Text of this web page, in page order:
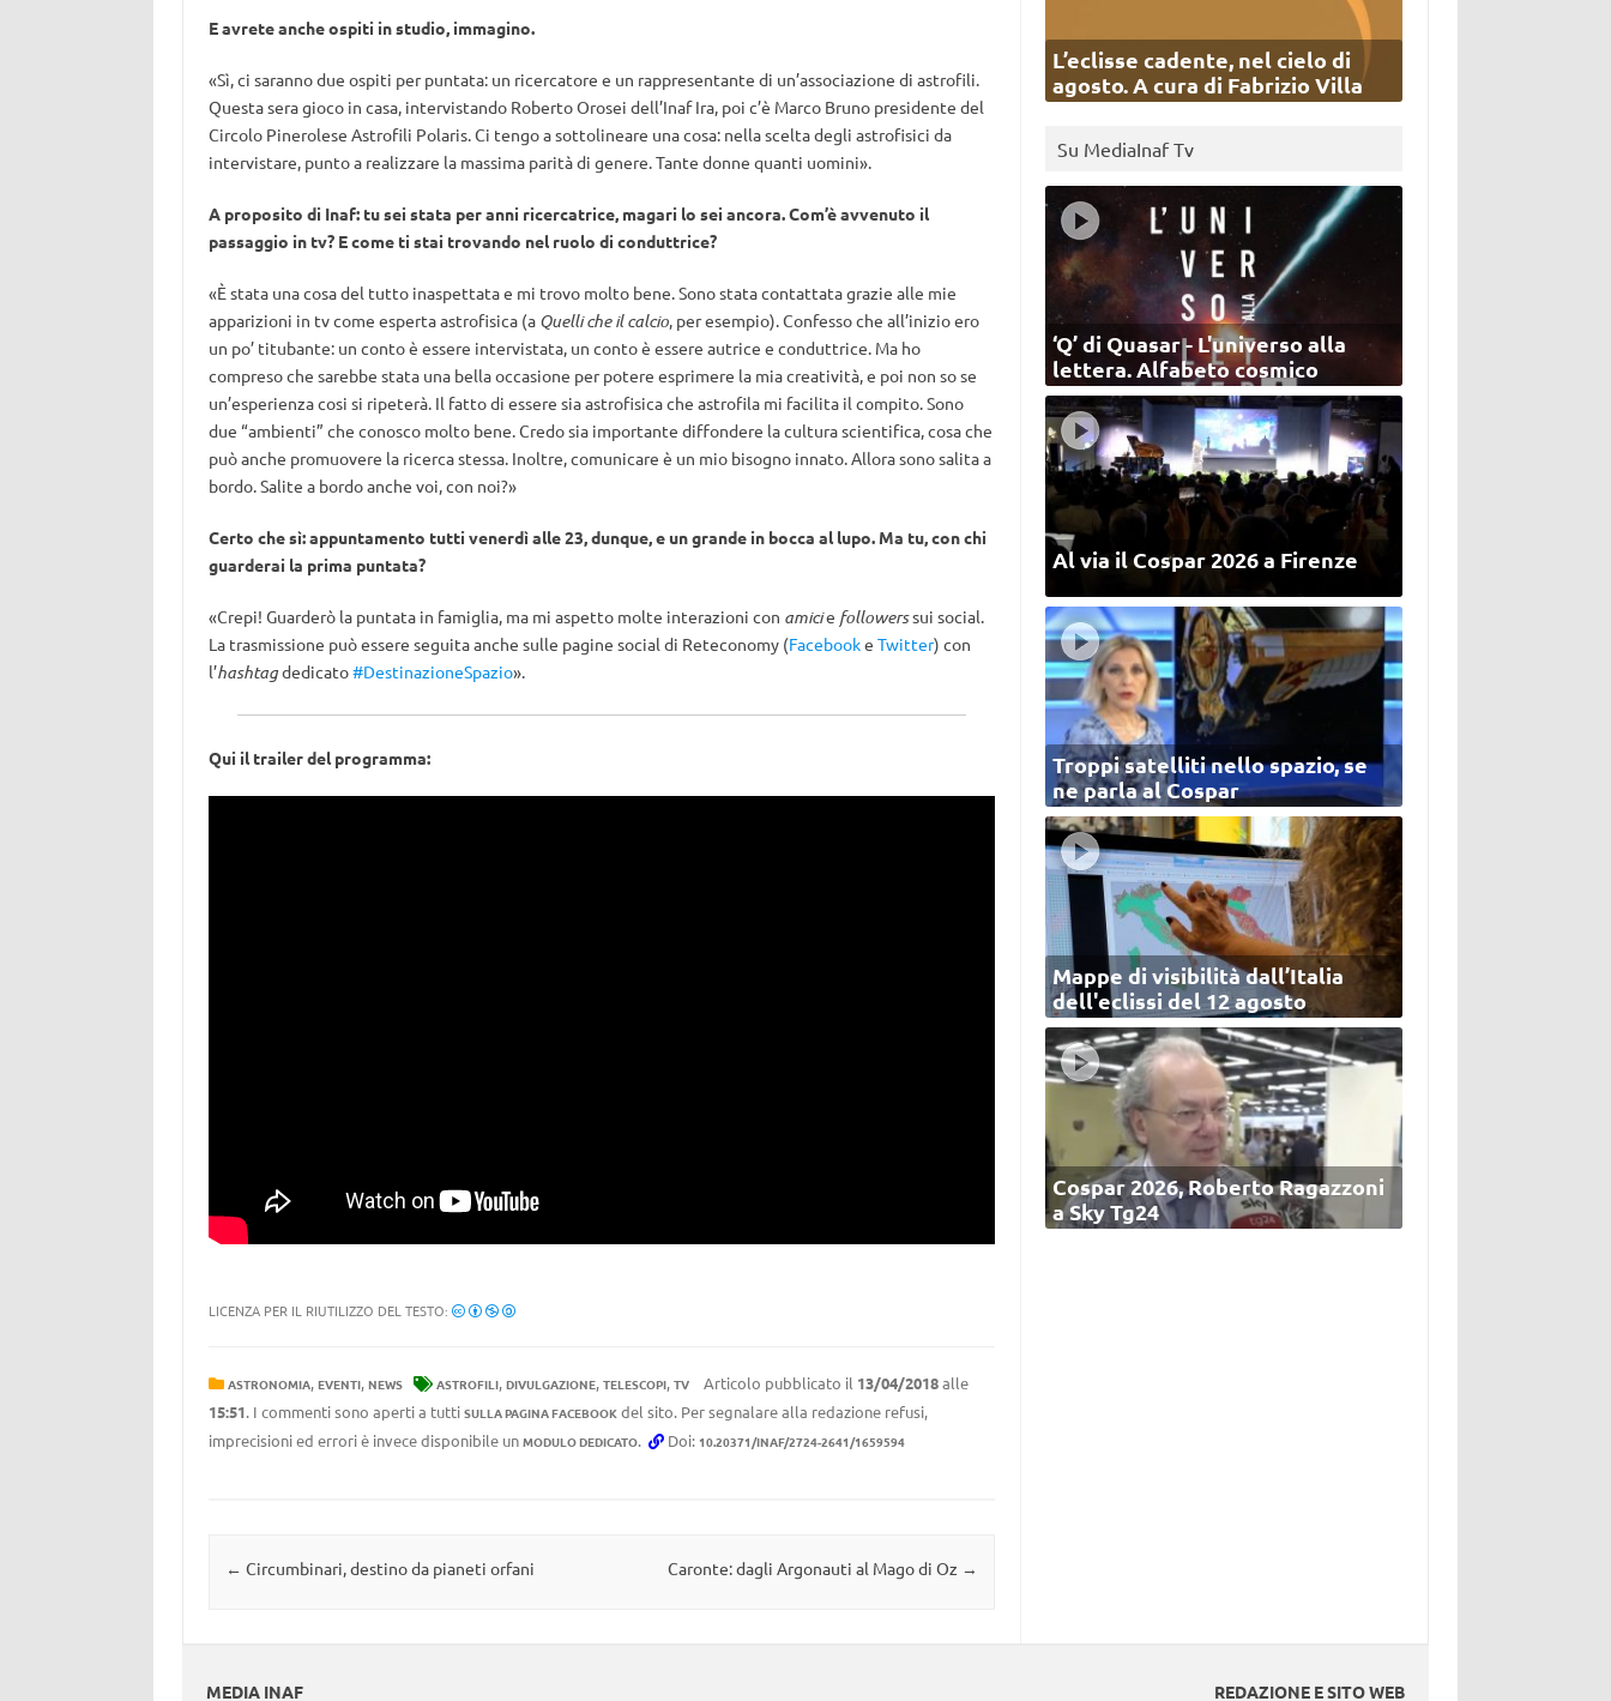
E avrete anche ospiti in studio, immagino.
«Sì, ci saranno due ospiti per puntata: un ricercatore e un rappresentante di un’associazione di astrofili.
Questa sera gioco in casa, intervistando Roberto Orosei dell’Inaf Ira, poi c’è Marco Bruno presidente del
Circolo Pinerolese Astrofili Polaris. Ci tengo a sottolineare una cosa: nella scelta degli astrofisici da
intervistare, punto a realizzare la massima parità di genere. Tante donne quanti uomini».
A proposito di Inaf: tu sei stata per anni ricercatrice, magari lo sei ancora. Com’è avvenuto il
passaggio in tv? E come ti stai trovando nel ruolo di conduttrice?
«È stata una cosa del tutto inaspettata e mi trovo molto bene. Sono stata contattata grazie alle mie
apparizioni in tv come esperta astrofisica (a Quelli che il calcio, per esempio). Confesso che all’inizio ero
un po’ titubante: un conto è essere intervistata, un conto è essere autrice e conduttrice. Ma ho
compreso che sarebbe stata una bella occasione per potere esprimere la mia creatività, e poi non so se
un’esperienza cosi si ripeterà. Il fatto di essere sia astrofisica che astrofila mi facilita il compito. Sono
due “ambienti” che conosco molto bene. Credo sia importante diffondere la cultura scientifica, cosa che
può anche promuovere la ricerca stessa. Inoltre, comunicare è un mio bisogno innato. Allora sono salita a
bordo. Salite a bordo anche voi, con noi?»
Certo che sì: appuntamento tutti venerdì alle 23, dunque, e un grande in bocca al lupo. Ma tu, con chi
guarderai la prima puntata?
«Crepi! Guarderò la puntata in famiglia, ma mi aspetto molte interazioni con amicie followerssui social.
La trasmissione può essere seguita anche sulle pagine social di Reteconomy (Facebooke Twitter) con
l’hashtagdedicato#DestinazioneSpazio».
Qui il trailer del programma:
LICENZA PER IL RIUTILIZZO DEL TESTO:
ASTRONOMIA, EVENTI, NEWS ASTROFILI, DIVULGAZIONE, TELESCOPI, TV Articolo pubblicato il 13/04/2018alle
15:51. I commenti sono aperti a tutti SULLA PAGINA FACEBOOKdel sito. Per segnalare alla redazione refusi,
imprecisioni ed errori è invece disponibile un MODULO DEDICATO. Doi: 10.20371/INAF/2724-2641/1659594
Navigazione articolo
← Circumbinari, destino da pianeti orfani Caronte: dagli Argonauti al Mago di Oz →
L’eclisse cadente, nel cielo di
agosto. A cura di Fabrizio Villa
Su MediaInaf Tv
‘Q’ di Quasar - L'universo alla
lettera. Alfabeto cosmico
Al via il Cospar 2026 a Firenze
Troppi satelliti nello spazio, se
ne parla al Cospar
Mappe di visibilità dall’Italia
dell'eclissi del 12 agosto
Cospar 2026, Roberto Ragazzoni
a Sky Tg24
MEDIA INAF REDAZIONE E SITO WEB